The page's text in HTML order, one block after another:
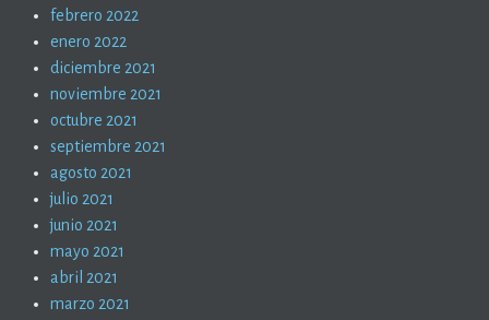
febrero 2022
enero 2022
diciembre 2021
noviembre 2021
octubre 2021
septiembre 2021
agosto 2021
julio 2021
junio 2021
mayo 2021
abril 2021
marzo 2021